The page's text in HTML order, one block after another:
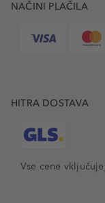
NAČINI PLAČILA
HITRA DOSTAVA
Vse cene